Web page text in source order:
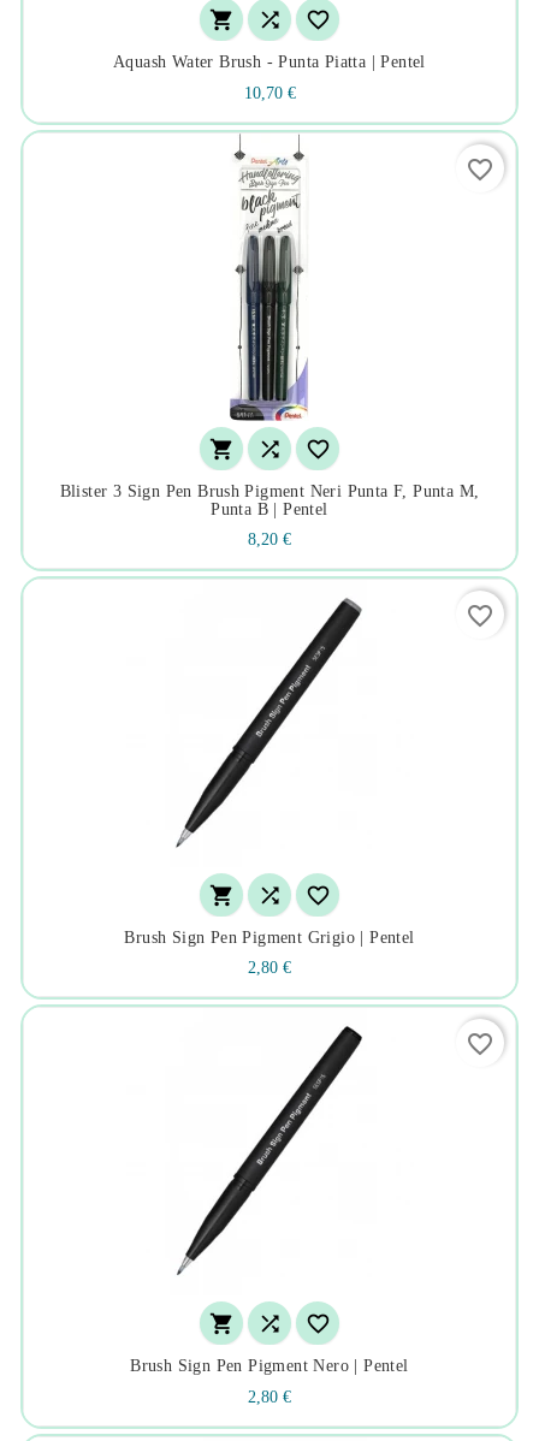
  
Aquash Water Brush - Punta Piatta | Pentel
10,70 €
  
Blister 3 Sign Pen Brush Pigment Neri Punta F, Punta M,
Punta B | Pentel
8,20 €
favorite_border
  
Brush Sign Pen Pigment Grigio | Pentel
2,80 €
favorite_border
  
Brush Sign Pen Pigment Nero | Pentel
2,80 €
favorite_border